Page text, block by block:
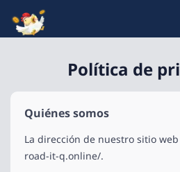
Política de
Quiénes somos
La dirección de nuestro sitio
road-it-q.online/.